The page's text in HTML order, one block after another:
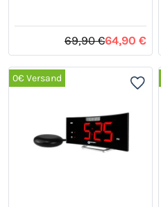
69,90 €64,90 €
0€ Versand